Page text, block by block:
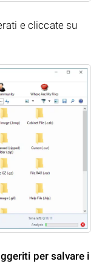
e cliccate su
per salvare i